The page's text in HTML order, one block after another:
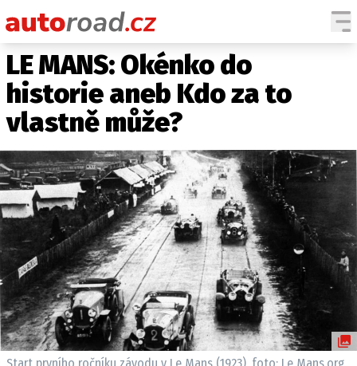
AUTA
TESTY AUT
NOVINKY
SPY
HISTORIE
ZAJÍMAVOSTI
TECHNIKA
EKONOMIKA
ČESKÝ TRH
TUNING
PROFI
LE MANS: Okénko do
historie aneb Kdo za to
vlastně může?